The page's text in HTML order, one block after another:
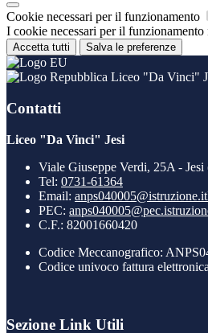
Cookie necessari per il funzionamento
I cookie necessari per il
Accetta tutti Salva le preferenze
Liceo "Da Vinci"
Contatti
Liceo "Da Vinci" Jesi
Viale Giuseppe Verdi, 25A -
Tel: 0731-61364
Email: anps040005@istruzione.it
PEC:
C.F.: 82001660420
Codice Meccanografico:
Codice univoco fattura
Sezione Link Utili